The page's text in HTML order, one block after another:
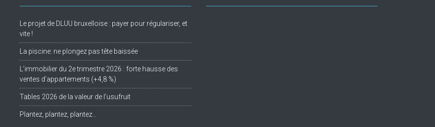
Le projet de DLUU bruxelloise : payer pour régulariser, et
vite !
La piscine: ne plongez pas tête baissée
L’immobilier du 2e trimestre 2026 : forte hausse des
ventes d’appartements (+4,8 %)
Tables 2026 de la valeur de l’usufruit
Plantez, plantez, plantez…